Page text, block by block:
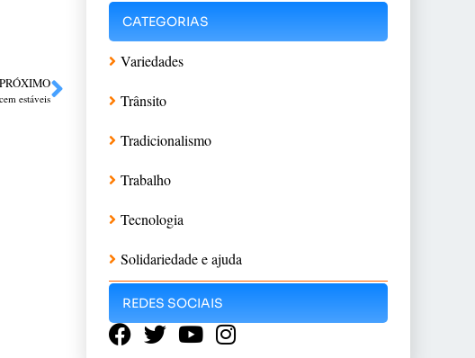
PRÓXIMO
estáveis
CATEGORIAS
Variedades
Trânsito
Tradicionalismo
Trabalho
Tecnologia
Solidariedade e ajuda
REDES SOCIAIS